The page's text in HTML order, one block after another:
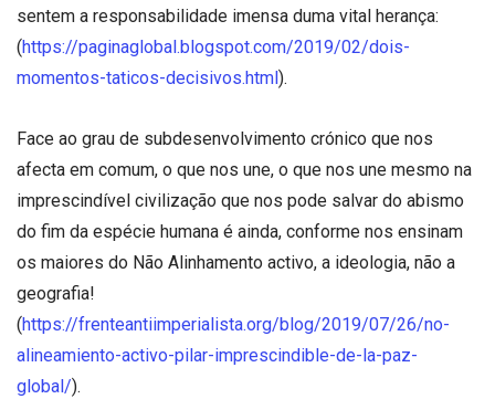
sentem a responsabilidade imensa duma vital herança:
(https://paginaglobal.blogspot.com/2019/02/dois-
momentos-taticos-decisivos.html).
Face ao grau de subdesenvolvimento crónico que nos
afecta em comum, o que nos une, o que nos une mesmo na
imprescindível civilização que nos pode salvar do abismo
do fim da espécie humana é ainda, conforme nos ensinam
os maiores do Não Alinhamento activo, a ideologia, não a
geografia!
(https://frenteantiimperialista.org/blog/2019/07/26/no-
alineamiento-activo-pilar-imprescindible-de-la-paz-
global/).